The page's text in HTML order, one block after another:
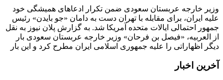
وزیر خارجه عربستان سعودی ضمن تکرار ادعاهای همیشگی خود
علیه ایران، برای مقابله با تهران دست به دامان «جو بایدن» رئیس
جمهور احتمالی ایالات متحده آمریکا شد. به گزارش پلان نیوز به نقل
از العربیه، «فیصل بن فرحان» وزیر خارجه عربستان سعودی بار
دیگر اظهاراتی را علیه جمهوری اسلامی ایران مطرح کرد و این بار
آخرین اخبار